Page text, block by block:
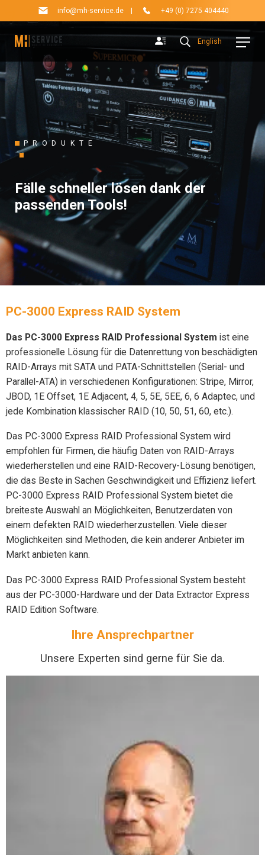
info@mh-service.de +49 (0) 7275 404440
English
PRODUKTE
Fälle schneller lösen dank der
passenden Tools!
PC-3000 Express RAID System
Das PC-3000 Express RAID Professional System ist eine
professionelle Lösung für die Datenrettung von beschädigten
RAID-Arrays mit SATA und PATA-Schnittstellen (Serial- und
Parallel-ATA) in verschiedenen Konfigurationen: Stripe, Mirror,
JBOD, 1E Offset, 1E Adjacent, 4, 5, 5E, 5EE, 6, 6 Adaptec, und
jede Kombination klassischer RAID (10, 50, 51, 60, etc.).
Das PC-3000 Express RAID Professional System wird
empfohlen für Firmen, die häufig Daten von RAID-Arrays
wiederherstellen und eine RAID-Recovery-Lösung benötigen,
die das Beste in Sachen Geschwindigkeit und Effizienz liefert.
PC-3000 Express RAID Professional System bietet die
breiteste Auswahl an Möglichkeiten, Benutzerdaten von
einem defekten RAID wiederherzustellen. Viele dieser
Möglichkeiten sind Methoden, die kein anderer Anbieter im
Markt anbieten kann.
Das PC-3000 Express RAID Professional System besteht
aus der PC-3000-Hardware und der Data Extractor Express
RAID Edition Software.
Ihre Ansprechpartner
Unsere Experten sind gerne für Sie da.